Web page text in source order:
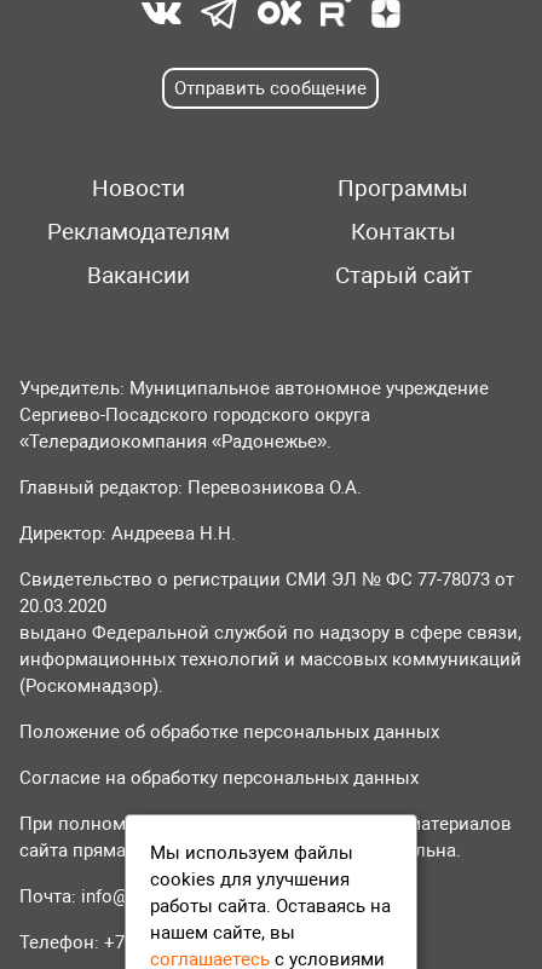
Отправить сообщение
Новости
Программы
Рекламодателям
Контакты
Вакансии
Старый сайт
Учредитель: Муниципальное автономное учреждение
Сергиево-Посадского городского округа
«Телерадиокомпания «Радонежье».
Главный редактор: Перевозникова О.А.
Директор: Андреева Н.Н.
Свидетельство о регистрации СМИ ЭЛ № ФС 77-78073 от
20.03.2020
выдано Федеральной службой по надзору в сфере связи,
информационных технологий и массовых коммуникаций
(Роскомнадзор).
Положение об обработке персональных данных
Согласие на обработку персональных данных
При полном или частичном использовании материалов
сайта прямая гиперссылка на tvr24.tv обязательна.
Почта: info@tvr24.tv
Телефон: +7 (496) 551-04-95
Мы используем файлы
cookies для улучшения
работы сайта. Оставаясь на
нашем сайте, вы
соглашаетесь с условиями